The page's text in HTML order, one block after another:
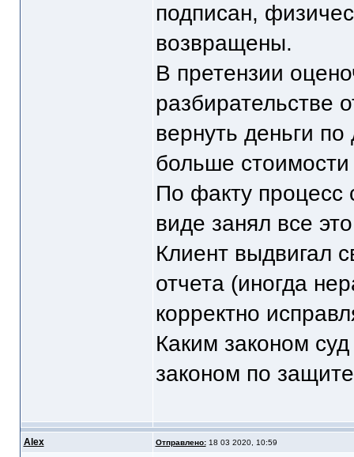
подписан,
возвращены.
В претензии
разбирательстве
вернуть деньги
больше стоимости
По факту процесс
виде занял все
Клиент выдвигал
отчета (иногда
корректно
Каким законом
законом по
Alex Отправлено:18 03 2020, 10:59